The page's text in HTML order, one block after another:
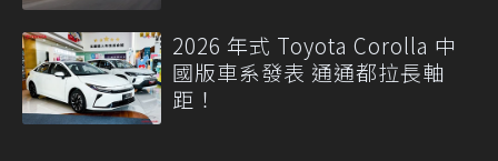
2026 年式 Toyota Corolla 中
國版車系發表 通通都拉長軸
距！